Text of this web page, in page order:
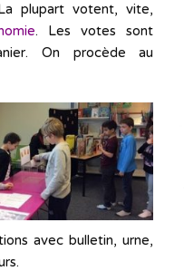
plupart votent, vite,
. Les votes sont
On procède au
avec bulletin, urne,